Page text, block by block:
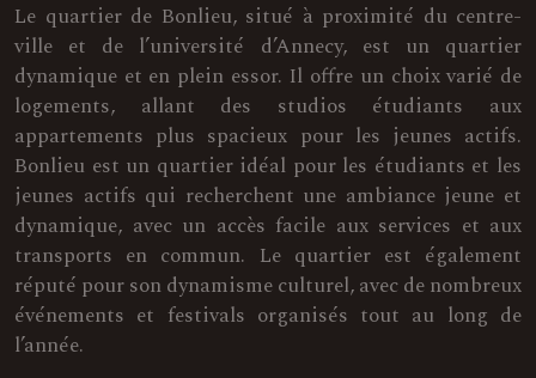
Le quartier de Bonlieu, situé à proximité du centre-
ville et de l’université d’Annecy, est un quartier
dynamique et en plein essor. Il offre un choix varié de
logements, allant des studios étudiants aux
appartements plus spacieux pour les jeunes actifs.
Bonlieu est un quartier idéal pour les étudiants et les
jeunes actifs qui recherchent une ambiance jeune et
dynamique, avec un accès facile aux services et aux
transports en commun. Le quartier est également
réputé pour son dynamisme culturel, avec de nombreux
événements et festivals organisés tout au long de
l’année.